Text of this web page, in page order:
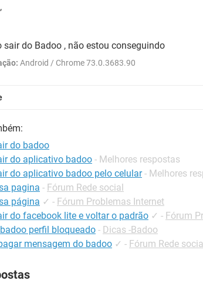
sair do Badoo , não estou conseguindo
Android / Chrome 73.0.3683.90
do badoo
do aplicativo badoo - Melhores respostas
do aplicativo badoo pelo celular - Melhores
pagina - Fórum Rede social
página ✓ - Fórum Problemas Internet
do facebook lite e voltar o padrão ✓ - Fórum
perfil bloqueado - Dicas -Badoo
mensagem do badoo ✓ - Fórum Rede